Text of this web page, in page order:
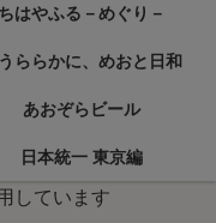
ちはやふる－めぐり－
ららかに、めおと日和
あおぞらビール
日本統一 東京編
しています